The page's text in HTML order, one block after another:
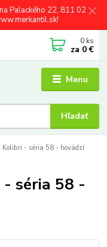
Palackého 22, 811 02
Menu
Hľadať
0 ks
za 0 €
Kolibri - séria 58 - hovädzí
séria 58 -